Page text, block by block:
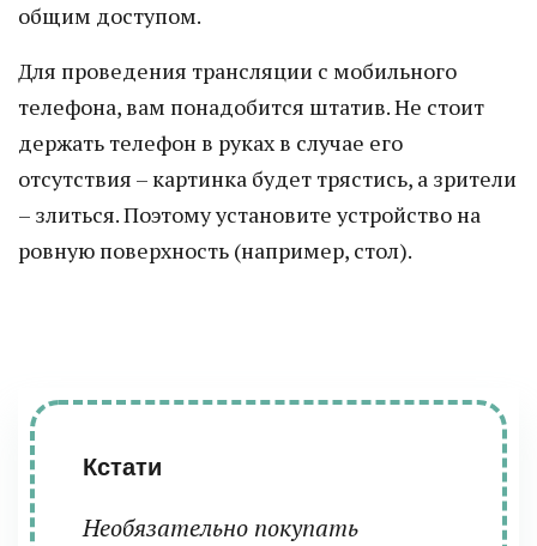
общим доступом.
Для проведения трансляции с мобильного
телефона, вам понадобится штатив. Не стоит
держать телефон в руках в случае его
отсутствия – картинка будет трястись, а зрители
– злиться. Поэтому установите устройство на
ровную поверхность (например, стол).
Кстати
Необязательно покупать